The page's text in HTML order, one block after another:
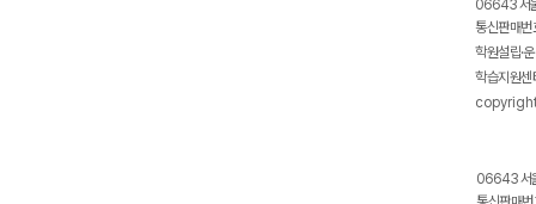
06643 서
통신판매
학원설립·
학습지원
06643 서